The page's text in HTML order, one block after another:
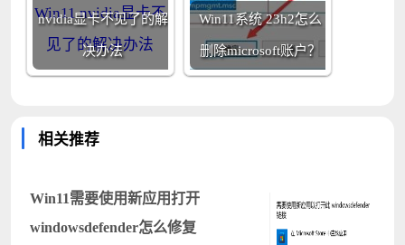
nvidia显卡不见了的解
决办法
Win11系统 23h2怎么
删除microsoft账户？
相关推荐
Win11需要使用新应用打开
windowsdefender怎么修复